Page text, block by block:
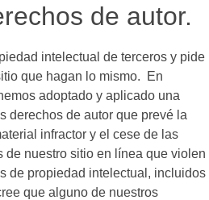
de autor.
intelectual de terceros y pide
que hagan lo mismo. En
adoptado y aplicado una
derechos de autor que prevé la
infractor y el cese de las
de nuestro sitio en línea que violen
de propiedad intelectual, incluidos
que alguno de nuestros